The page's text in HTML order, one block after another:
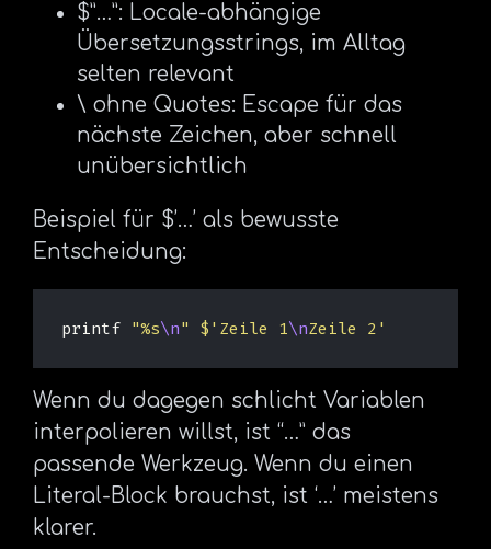
$”…”: Locale-abhängige
Übersetzungsstrings, im Alltag
selten relevant
\ ohne Quotes: Escape für das
nächste Zeichen, aber schnell
unübersichtlich
Beispiel für $’…’ als bewusste
Entscheidung:
printf "%s\n" $'Zeile 1 \nZeile 2'
Wenn du dagegen schlicht Variablen
interpolieren willst, ist “…” das
passende Werkzeug. Wenn du einen
Literal-Block brauchst, ist ‘…’ meistens
klarer.